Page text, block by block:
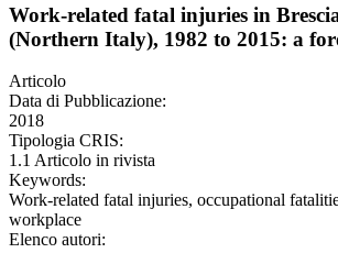
Work-related fatal injuries in
(Northern Italy), 1982 to 2015: a
Articolo
Data di Pubblicazione:
2018
Tipologia CRIS:
1.1 Articolo in rivista
Keywords:
Work-related fatal injuries, occupational
workplace
Elenco autori: